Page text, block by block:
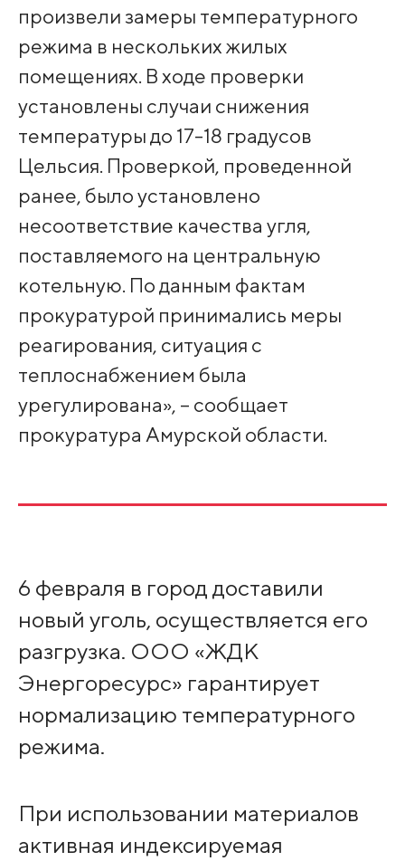
произвели замеры температурного
режима в нескольких жилых
помещениях. В ходе проверки
установлены случаи снижения
температуры до 17-18 градусов
Цельсия. Проверкой, проведенной
ранее, было установлено
несоответствие качества угля,
поставляемого на центральную
котельную. По данным фактам
прокуратурой принимались меры
реагирования, ситуация с
теплоснабжением была
урегулирована», – сообщает
прокуратура Амурской области.
‌6 февраля в город доставили
новый уголь, осуществляется его
разгрузка. ООО «ЖДК
Энергоресурс» гарантирует
нормализацию температурного
режима.
При использовании материалов
активная индексируемая